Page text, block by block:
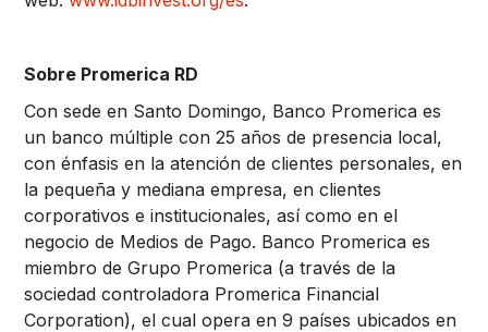
Sobre Promerica RD
Con sede en Santo Domingo, Banco Promerica es
un banco múltiple con 25 años de presencia local,
con énfasis en la atención de clientes personales, en
la pequeña y mediana empresa, en clientes
corporativos e institucionales, así como en el
negocio de Medios de Pago. Banco Promerica es
miembro de Grupo Promerica (a través de la
sociedad controladora Promerica Financial
Corporation), el cual opera en 9 países ubicados en